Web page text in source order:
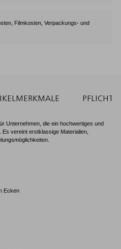
Filmkosten, Verpackungs- und
Unternehmen, die ein hochwertiges und
vereint erstklassige Materialien,
Ecken